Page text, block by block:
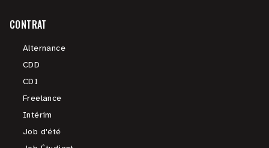
CONTRAT
Alternance
CDD
CDI
Freelance
Intérim
Job d'été